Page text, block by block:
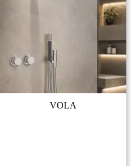
VOLA